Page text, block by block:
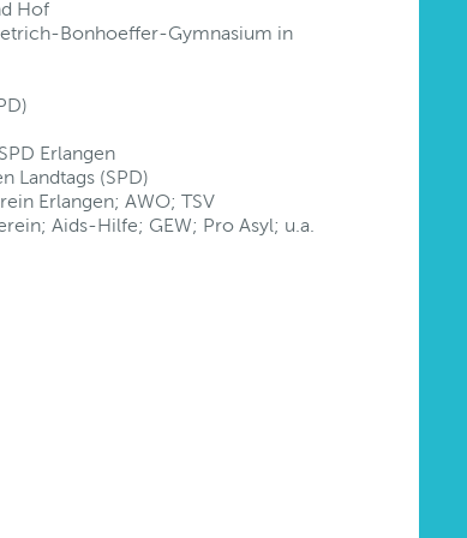
Hof
Bonhoeffer-Gymnasium in
Erlangen
Landtags (SPD)
Erlangen; AWO; TSV
Aids-Hilfe; GEW; Pro Asyl; u.a.